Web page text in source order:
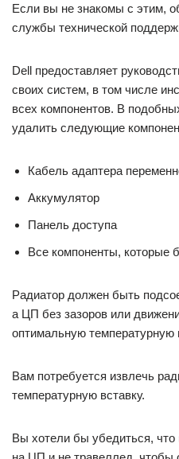
Если вы не знакомы с этим,
службы технической
Dell предоставляет
своих систем, в том числе
всех компонентов. В
удалить следующие
Кабель адаптера
Аккумулятор
Панель доступа
Все компоненты, которые
Радиатор должен быть
а ЦП без зазоров или
оптимальную температурную
Вам потребуется извлечь
температурную вставку.
Вы хотели бы убедиться, что